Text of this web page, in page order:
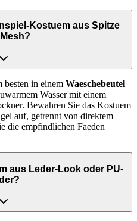
Kostuem aus Spitze
besten in einem Waeschebeutel
Wasser mit einem
Bewahren Sie das Kostuem
auf, getrennt von direktem
die empfindlichen Faeden
aus Leder-Look oder PU-